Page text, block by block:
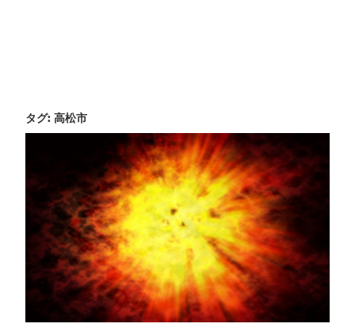
タグ: 高松市